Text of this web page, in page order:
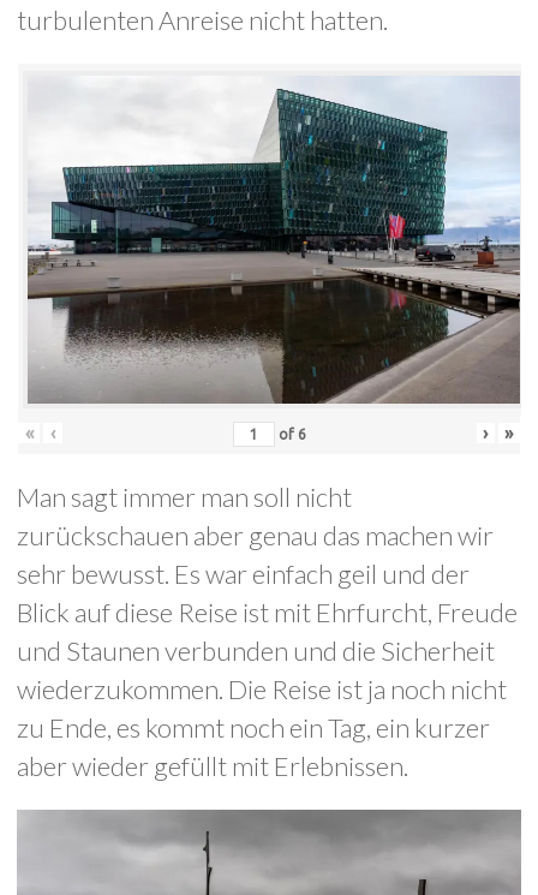
turbulenten Anreise nicht hatten.
« ‹ of 6 › »
Man sagt immer man soll nicht
zurückschauen aber genau das machen wir
sehr bewusst. Es war einfach geil und der
Blick auf diese Reise ist mit Ehrfurcht, Freude
und Staunen verbunden und die Sicherheit
wiederzukommen. Die Reise ist ja noch nicht
zu Ende, es kommt noch ein Tag, ein kurzer
aber wieder gefüllt mit Erlebnissen.